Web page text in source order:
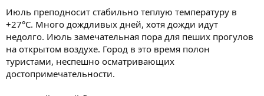
Июль преподносит стабильно теплую температуру в
+27°C. Много дождливых дней, хотя дожди идут
недолго. Июль замечательная пора для пеших прогулов
на открытом воздухе. Город в это время полон
туристами, неспешно осматривающих
достопримечательности.